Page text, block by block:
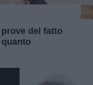
del fatto